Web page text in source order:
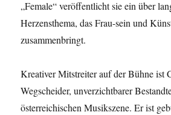
„Female“ veröffentlicht sie ein über
Herzensthema, das Frau-sein und
zusammenbringt.
Kreativer Mitstreiter auf der Bühne ist
Wegscheider, unverzichtbarer
österreichischen Musikszene. Er ist